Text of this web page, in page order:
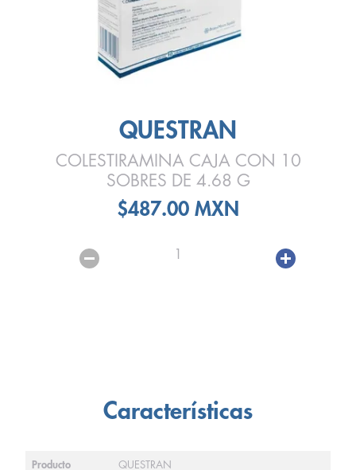
QUESTRAN
COLESTIRAMINA CAJA CON 10
SOBRES DE 4.68 G
$487.00 MXN
1
Características
Producto QUESTRAN